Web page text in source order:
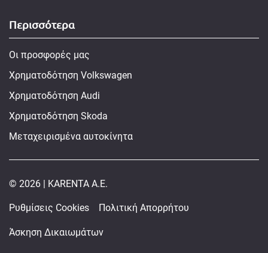
Περισσότερα
Οι προσφορές μας
Χρηματοδότηση Volkswagen
Χρηματοδότηση Audi
Χρηματοδότηση Skoda
Μεταχειρισμένα αυτοκίνητα
© 2026 | KARENTA A.E.
Ρυθμίσεις Cookies Πολιτική Απορρήτου
Άσκηση Δικαιωμάτων